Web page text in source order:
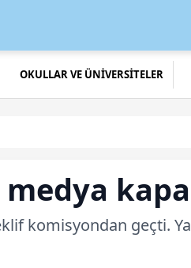
OKULLAR VE ÜNİVERSİTELER
komisyondan geçti.